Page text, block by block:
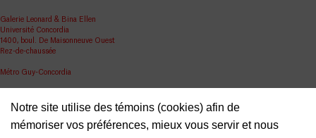
Notre site utilise des témoins (cookies) afin de
mémoriser vos préférences, mieux vous servir et nous
Galerie Leonard & Bina Ellen
Université Concordia
1400, boul. De Maisonneuve Ouest
Rez-de-chaussée
Métro Guy-Concordia